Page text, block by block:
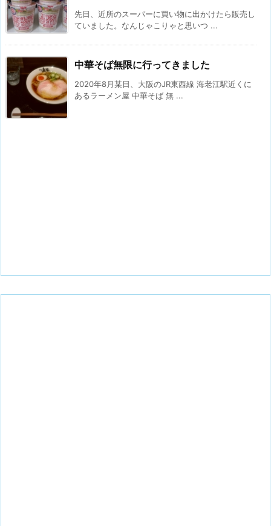
先日、近所のスーパーに買い物に出かけたら販売し
ていました。なんじゃこりゃと思いつ ...
中華そば無限に行ってきました
2020年8月某日、大阪のJR東西線 海老江駅近くに
あるラーメン屋 中華そば 無 ...